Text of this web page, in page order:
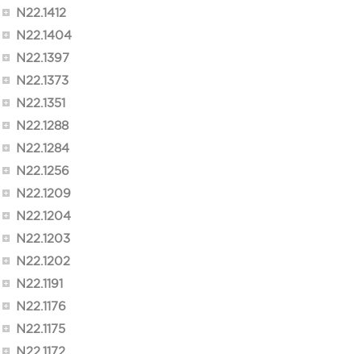
N22.1412
N22.1404
N22.1397
N22.1373
N22.1351
N22.1288
N22.1284
N22.1256
N22.1209
N22.1204
N22.1203
N22.1202
N22.1191
N22.1176
N22.1175
N22.1172